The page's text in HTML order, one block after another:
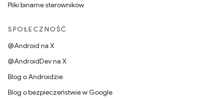
Pliki binarne sterowników
SPOŁECZNOŚĆ
@Android na X
@AndroidDev na X
Blog o Androidzie
Blog o bezpieczeństwie w Google